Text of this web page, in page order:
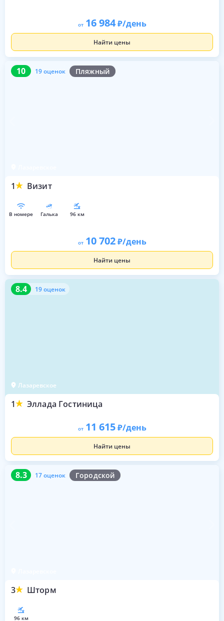
от 16 984 /день
Найти цены
10 19 оценок Пляжный
1 Визит
10 19 оценок
в номере галька 96 км
от 10 702 /день
Найти цены
8.4 19 оценок
Лазаревское
1 Эллада Гостиница
8.4 19 оценок
от 11 615 /день
Найти цены
8.3 17 оценок Городской
3 Шторм
8.3 17 оценок
96 км